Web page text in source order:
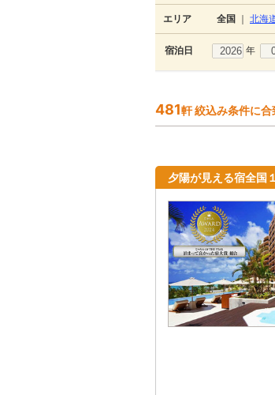
エリア 全国 北海
宿泊日 年
481軒 絞込み条件に合
夕陽が見える宿全国